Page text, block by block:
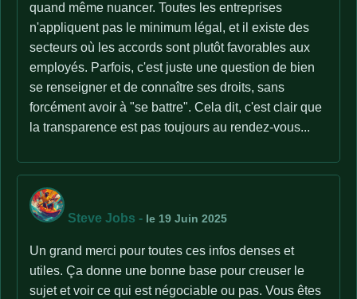
quand même nuancer. Toutes les entreprises
n'appliquent pas le minimum légal, et il existe des
secteurs où les accords sont plutôt favorables aux
employés. Parfois, c'est juste une question de bien
se renseigner et de connaître ses droits, sans
forcément avoir à "se battre". Cela dit, c'est clair que
la transparence est pas toujours au rendez-vous...
Steve Jobs - le 19 Juin 2025
Un grand merci pour toutes ces infos denses et
utiles. Ça donne une bonne base pour creuser le
sujet et voir ce qui est négociable ou pas. Vous êtes